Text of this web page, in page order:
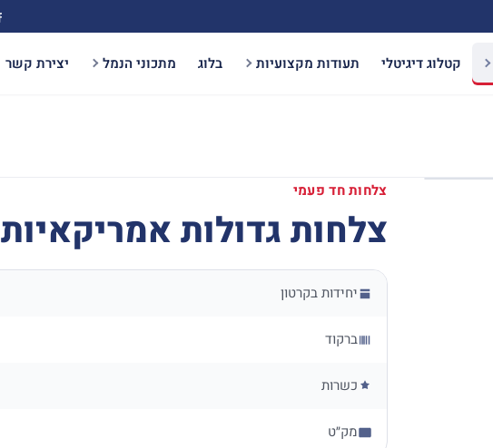
קטלוג דיגיטלי תעודות מקצועיות בלוג מתכוני הנמל יצירת קשר
צלחות חד פעמי
צלחות גדולות אמריקאיות 100 יח'
יחידות בקרטון
ברקוד
כשרות
מק״ט